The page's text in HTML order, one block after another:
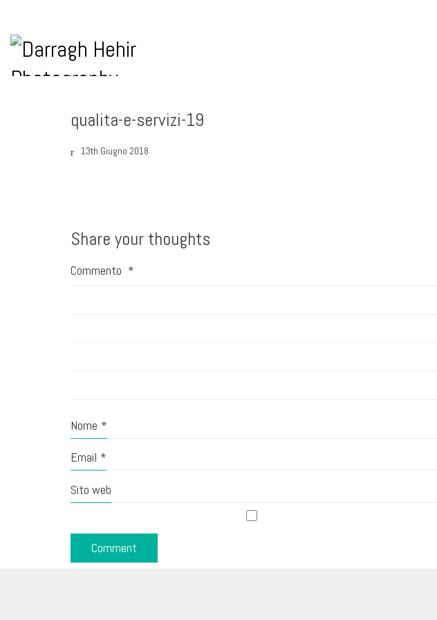
qualita-e-servizi-19
13th Giugno 2018
Share your thoughts
Commento *
Nome *
Email *
Sito web